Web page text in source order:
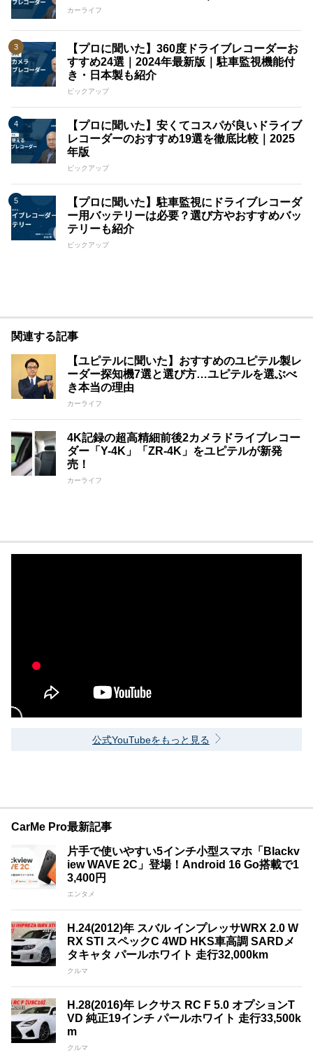
カーライフ
【プロに聞いた】360度ドライブレコーダーお
すすめ24選｜2024年最新版｜駐車監視機能付
き・日本製も紹介
ピックアップ
【プロに聞いた】安くてコスパが良いドライブ
レコーダーのおすすめ19選を徹底比較｜2025
年版
ピックアップ
【プロに聞いた】駐車監視にドライブレコーダ
ー用バッテリーは必要？選び方やおすすめバッ
テリーも紹介
ピックアップ
関連する記事
【ユピテルに聞いた】おすすめのユピテル製レ
ーダー探知機7選と選び方…ユピテルを選ぶべ
き本当の理由
カーライフ
4K記録の超高精細前後2カメラドライブレコー
ダー「Y-4K」「ZR-4K」をユピテルが新発
売！
カーライフ
公式YouTubeをもっと見る
CarMe Pro最新記事
片手で使いやすい5インチ小型スマホ「Blackv
iew WAVE 2C」登場！Android 16 Go搭載で1
3,400円
エンタメ
H.24(2012)年 スバル インプレッサWRX 2.0 W
RX STI スペックC 4WD HKS車高調 SARDメ
タキャタ パールホワイト 走行32,000km
クルマ
H.28(2016)年 レクサス RC F 5.0 オプションT
VD 純正19インチ パールホワイト 走行33,500k
m
クルマ